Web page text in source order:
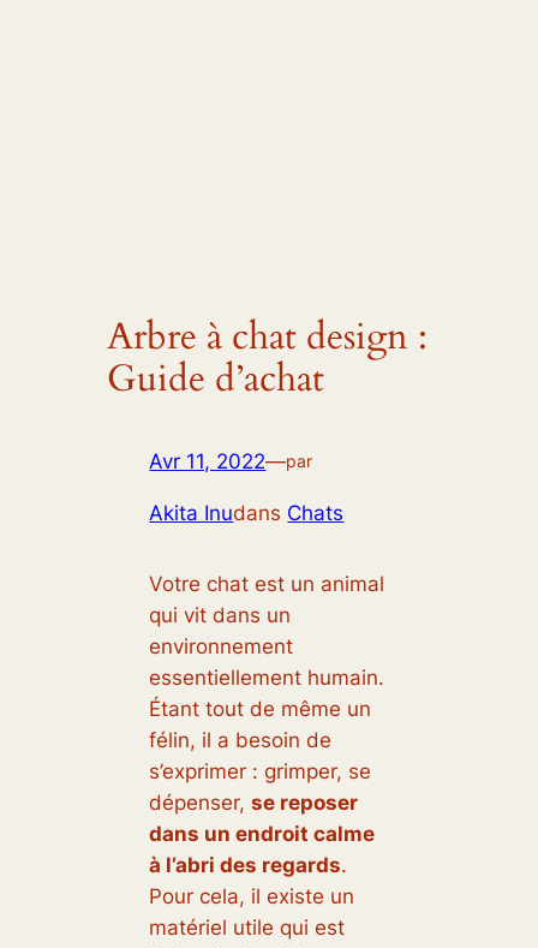
Arbre à chat design :
Guide d’achat
Avr 11, 2022—par
Akita Inudans Chats
Votre chat est un animal
qui vit dans un
environnement
essentiellement humain.
Étant tout de même un
félin, il a besoin de
s’exprimer : grimper, se
dépenser,se reposer
dans un endroit calme
à l’abri des regards.
Pour cela, il existe un
matériel utile qui est